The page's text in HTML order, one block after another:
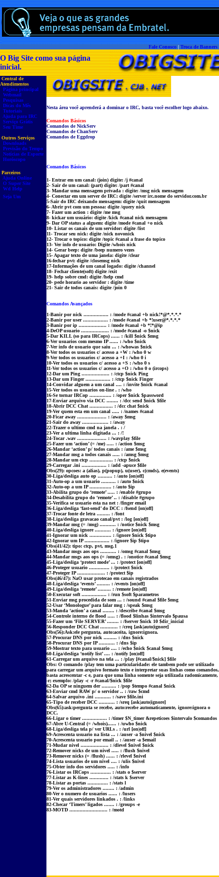
Fale Conosco|Troca de Banners
O Big Site como sua página
inicial.
Central de
Atendimentos
Página principal
Webmail
Pesquisas
Dicas do Mês
Tutoriais
Ajuda para IRC
Serviço Grátis
Seu Time
Outros Serviços
Downloads
Previsão do Tempo
Notícias de Esporte
Horóscopo
Parceiros
Ajuda Online
O Super Site
Wd Help
Seja Um
Nesta área você aprenderá a dominar o IRC, basta você escolher logo abaixo.
Comandos Básicos
Comandos de NickServ
Comandos de ChanServ
Comandos de Eggdrop
Comandos Básicos
1- Entrar em um canal: (join) digite: /j #canal
2- Sair de um canal: (part) digite: /part #canal
3- Mandar uma mensagem privada : digite: /msg nick mensagem
4- Conectar em um server de IRC: digite /server irc.nome do servidor.com.br
5-Sair do IRC deixando mensagem: digite /quit mensagem
6- Abrir pvt com um pessoa: digite /query nick
7- Fazer um action : digite /me msg
8- kickar um usuário: digite /kick #canal nick mensagem
9- Dar OP status a alguem: digite /mode #canal +o nick
10- Listar os canais de um servidor: digite /list
11- Trocar seu nick: digite /nick novonick
12- Trocar o topico: digite /topic #canal a frase do topico
13- Ver info de usuario: Digite /whois nick
14- Gerar beep: digite /beep numero vezes
15- Apagar texto de uma janela: digite /clear
16-fechar pvt: digite /closemsg nick
17-Informações de um canal logado: digite /channel
18- Fechar cliente(soft) digite /exit
19- help sobre cmd: digite /help cmd
20- pede horario ao servidor : digite /time
21- Sair de todos canais: digite /join 0
Comandos Avançados
1-Banir por nick ................. : /mode #canal +b nick!*@*.*.*.*
2-Banir por user ................. : /mode #canal +b *!user@*.*.*.*
3-Banir por ip ................... : /mode #canal +b *!*@ip
4-DeOP usuario ................... : /mode #canal -o $nick
5-Dar KILL (so para IRCops) ...... : /kill $nick $msg
6-Ver usuarios com mesmo IP ...... : /who $nick
7-Ver info de usuario que saiu ... : /whowas $nick
8-Ver todos os usuarios c/ acesso a +W : /who 0 w
9-Ver todos os usuarios c/ acesso a +I : /who 0 i
10-Ver todos os usuarios c/ acesso a +S : /who 0 s
11-Ver todos os usuarios c/ acesso a +O : /who 0 o (ircops)
12-Dar um Ping ................... : /ctcp $nick Ping
13-Dar um Finger ................. : /ctcp $nick Finger
14-Convidar alguem a um canal .... : /invite $nick #canal
15-Ver todos os usuarios on-line . : /who
16-Se tornar IRCop ............... : /oper $nick $password
17-Enviar arquivo via DCC ........ : /dcc send $nick $file
18-Abrir DCC Chat ................ : /dcc chat $nick
19-Ver quem esta em um canal ..... : /names #canal
20-Ficar away .................... : /away $msg
21-Sair do away .................. : /away
22-Trazer o ultimo cmd na janela . : /
23-Ver a ultima linha digitada ... : /!
24-Tocar .wav .................... : /wavplay $file
25-Fazer um ‘action’ (= /me) ..... : /action $msg
26-Mandar ‘action’ p/ todos canais : /ame $msg
27-Mandar msg a todos canais ..... : /amsg $msg
28-Mandar um ctcp ................ : /ctcp $nick
29-Carregar .ini ................. : /add -apuce $file
Obs(29): opcoes: a (alias), p(popup), u(user), c(cmds), e(events)
30-Liga/desliga auto op .......... : /auto [on|off]
31-Auto-op a um usuario .......... : /auto $nick
32-Auto-op a um IP ............... : /auto $ip
33-Abilita grupo do ‘remote’ ..... : /enable #grupo
34-Desabilita grupo do ‘remote’ .. : /disable #grupo
35-Verifica se usuario esta na net : /finger email
36-Liga/desliga ‘fast-send’ do DCC : /fsend [on|off]
37-Trocar fonte de letra ......... : /font
38-Liga/desliga gravacao canal/pvt : /log [on|off]
39-Mandar msg (= /msg) ........... : /notice $nick $msg
40-Liga/desliga ignore ........... : /ignore [on|off]
41-Ignorar um nick ............... : /ignore $nick $tipo
42-Ignorar um IP ................. : /ignore $ip $tipo
Obs(41/42): tipo: ctcp, pvt, msg.1
43-Mandar msgs aos ops ........... : /omsg #canal $msg
44-Mandar msgs aos ops (= /omsg) . : /onotice #canal $msg
45-Liga/desliga ‘protect mode’ ... : /protect [on|off]
46-Proteger usuario .............. : /protect $nick
47-Proteger IP ................... : /protect $ip
Obs(46/47): NaO usar protecao em canais registrados
48-Liga/desliga ‘events’ ......... : /events [on|off]
49-Liga/desliga ‘remote’ ......... : /remote [on|off]
50-Executar soft ................. : /run $soft $parametros
51-Enviar msg procedida de som ... : /sound #canal $file $msg
52-Usar ‘Monologue’ para falar msg : /speak $msg
53-Manda ‘action’ a canal ........ : /describe #canal $msg
54-Controle interno de flood ..... : /flood $linhas $intervalo $pausa
55-Fazer um ‘File SERVER’ ........ : /fserver $nick 10 $dir_inicial
56-Responder DCC Chat ............ : /creq [ask|auto|ignore]
Obs(56):Ask:ele pergunta, auto:aceita, ignore:ignora.
57-Procurar DNS por nick ......... : /dns $nick
58-Procurar DNS por IP ........... : /dns $ip
59-Mostrar texto para usuario .... : /echo $nick $canal $msg
60-Liga/desliga ‘notify list’ .... : /notify [on|off]
61-Carregar um arquivo na tela ... : /play [#canal/$nick] $file
Obs: O comando /play tem uma particularidade: ele tambem pode ser utilizado
para carregar um arquivo formato texto e interpretar suas linhas como comandos,
basta acrescentar -c e, para que uma linha somente seja utilizada radomicamente,
-r; exemplo: /play -c -r #canal/$nick $file
62-Da OP se ninguem der .......... : /pop $tempo #canal $nick
63-Enviar cmd RAW p/ o servidor .. : /raw $cmd
64-Salvar arquivo .ini ........... : /save $file.ini
65-Tipo de receber DCC ........... : /sreq [ask|auto|ignore]
Obs(65):ask:pergunta se recebe, auto:recebe automaticamente, ignore:ignora o
DCC.
66-Ligar o timer ................. : /timer $N_timer &repeticoes $intervalo $comandos
67-Abre U-Central (= /whois)...... : /uwho $nick
68-Liga/desliga tela p/ ver URLs . : /url [on|off]
69-Acrescenta usuario na lista ... : /auser -a $nivel $nick
70-Acrescenta usuario por email .. : /auser -a $email
71-Mudar nivel ................... : /dlevel $nivel $nick
72-Remover nicks de um nivel ..... : /flush $nivel
73-Remover nicks (= /flush) ...... : /rlevel $nivel
74-Lista usuarios de um nivel .... : /ulis $nivel
75-Obter info dos servidores ..... : /info
76-Listar os IRCops .............. : /stats o $server
77-Listar as K-lines ............. : /stats k $server
78-Listar as portas .............. : /stats l
79-Ver os administradores ........ : /admin
80-Ver o numero de usuarios ...... : /lusers
81-Ver quais servidores linkados . : /links
82-Checar ‘Timers’ ligados ....... : /groups -e
83-MOTD .......................... : /motd